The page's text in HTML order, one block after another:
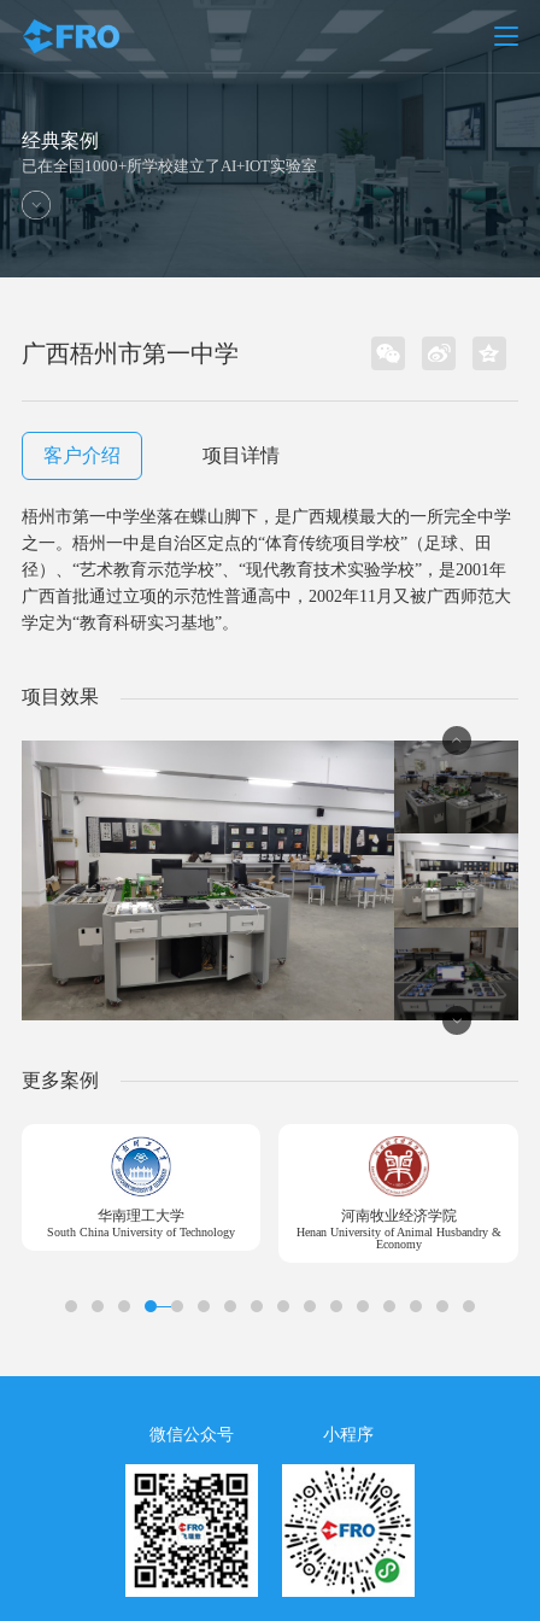
经典案例
已在全国1000+所学校建立了AI+IOT实验室
广西梧州市第一中学
客户介绍 项目详情
梧州市第一中学坐落在蝶山脚下，是广西规模最大的一所完全中学
之一。梧州一中是自治区定点的“体育传统项目学校”（足球、田
径）、“艺术教育示范学校”、“现代教育技术实验学校”，是2001年
广西首批通过立项的示范性普通高中，2002年11月又被广西师范大
学定为“教育科研实习基地”。
项目效果
更多案例
华南理工大学
South China University of Technology
河南牧业经济学院
Henan University of Animal Husbandry &
Economy
微信公众号 小程序